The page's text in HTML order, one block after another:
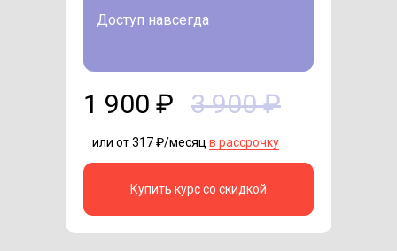
или от 317 ₽/месяц в рассрочку
3 900 ₽
1 900 ₽
Купить курс со скидкой
Доступ навсегда